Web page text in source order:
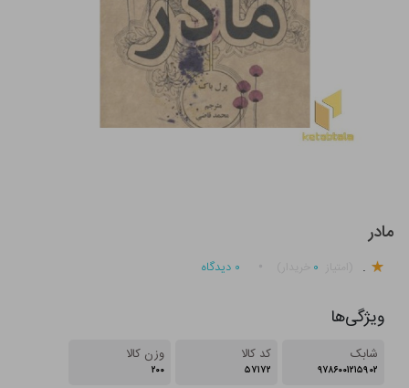
مادر
. ۰ ۰ دیدگاه
ویژگی‌ها
شابک
۹۷۸۶۰۰۱۲۱۵۹۰۲
کد کالا
۵۷۱۷۲
وزن کالا
۲۰۰